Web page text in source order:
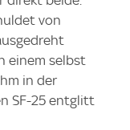
von
einem selbst
in der
SF-25 entglitt